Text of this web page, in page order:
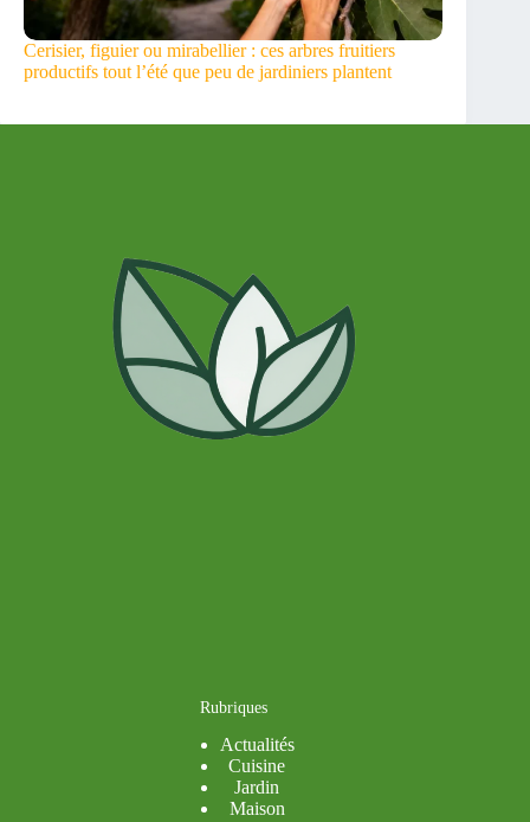
Cerisier, figuier ou mirabellier : ces arbres fruitiers
productifs tout l’été que peu de jardiniers plantent
Rubriques
Actualités
Cuisine
Jardin
Maison